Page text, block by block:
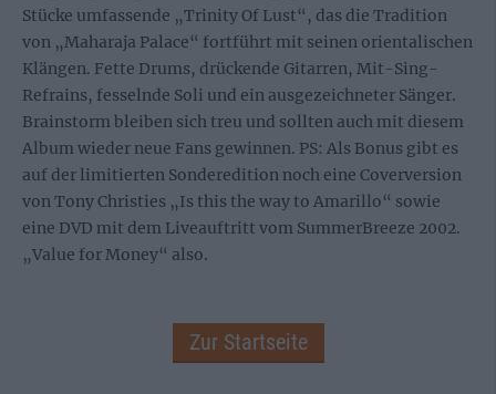
Stücke umfassende „Trinity Of Lust“, das die Tradition
von „Maharaja Palace“ fortführt mit seinen orientalischen
Klängen. Fette Drums, drückende Gitarren, Mit-Sing-
Refrains, fesselnde Soli und ein ausgezeichneter Sänger.
Brainstorm bleiben sich treu und sollten auch mit diesem
Album wieder neue Fans gewinnen. PS: Als Bonus gibt es
auf der limitierten Sonderedition noch eine Coverversion
von Tony Christies „Is this the way to Amarillo“ sowie
eine DVD mit dem Liveauftritt vom SummerBreeze 2002.
„Value for Money“ also.
Zur Startseite